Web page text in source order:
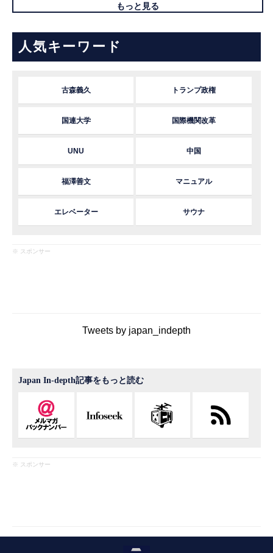
もっと見る
人気キーワード
古森義久 トランプ政権
国連大学 国際機関改革
UNU 中国
福澤善文 マニュアル
エレベーター サウナ
※ スポンサー
Tweets by japan_indepth
Japan In-depth記事をもっと読む
※ スポンサー